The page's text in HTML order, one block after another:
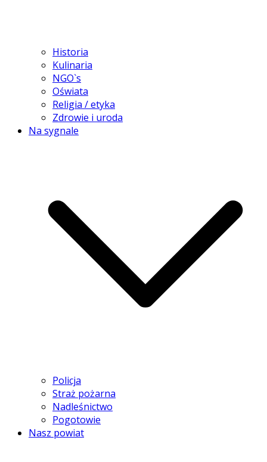
Historia
Kulinaria
NGO`s
Oświata
Religia / etyka
Zdrowie i uroda
Na sygnale
Policja
Straż pożarna
Nadleśnictwo
Pogotowie
Nasz powiat